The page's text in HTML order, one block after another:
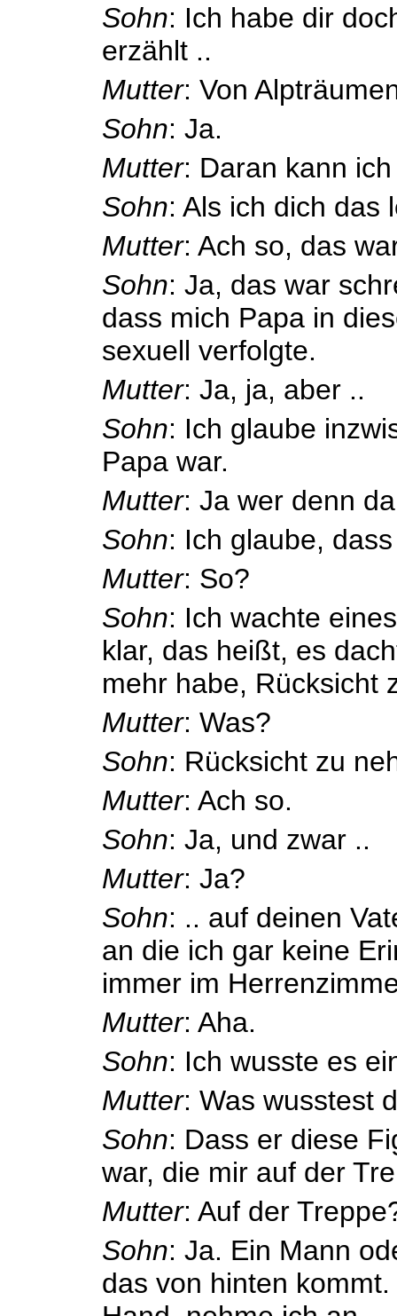
Sohn: Ich habe dir
erzählt ..
Mutter: Von
Sohn: Ja.
Mutter: Daran kann
Sohn: Als ich dich das
Mutter: Ach so, das
Sohn: Ja, das war
dass mich Papa in
sexuell verfolgte.
Mutter: Ja, ja, aber ..
Sohn: Ich glaube
Papa war.
Mutter: Ja wer denn
Sohn: Ich glaube,
Mutter: So?
Sohn: Ich wachte
klar, das heißt, es
mehr habe, Rücksicht
Mutter: Was?
Sohn: Rücksicht zu
Mutter: Ach so.
Sohn: Ja, und zwar ..
Mutter: Ja?
Sohn: .. auf deinen
an die ich gar keine
immer im
Mutter: Aha.
Sohn: Ich wusste es
Mutter: Was wusstest
Sohn: Dass er diese
war, die mir auf der
Mutter: Auf der
Sohn: Ja. Ein Mann
das von hinten